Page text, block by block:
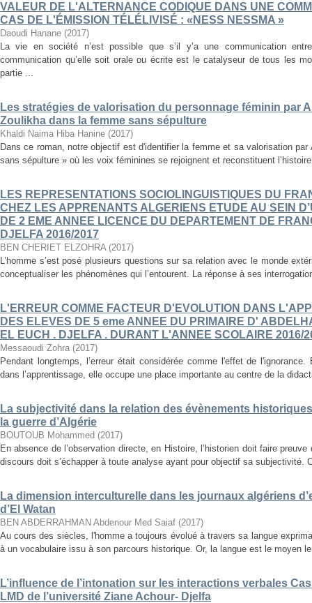
VALEUR DE L'ALTERNANCE CODIQUE DANS UNE
CAS DE L'ÉMISSION TÉLÉLIVISÉ : «NESS NESSMA »
Daoudi Hanane (2017)
La vie en société n’est possible que s’il y’a une communication
communication qu’elle soit orale ou écrite est le catalyseur de tous les
partie ...
Les stratégies de valorisation du personnage féminin par
Zoulikha dans la femme sans sépulture
Khaldi Naima Hiba Hanine (2017)
Dans ce roman, notre objectif est d'identifier la femme et sa valorisation
sans sépulture » où les voix féminines se rejoignent et reconstituent
LES REPRESENTATIONS SOCIOLINGUISTIQUES DU
CHEZ LES APPRENANTS ALGERIENS ETUDE AU SEIN
DE 2 EME ANNEE LICENCE DU DEPARTEMENT DE
DJELFA 2016/2017
BEN CHERIET ELZOHRA (2017)
L’homme s’est posé plusieurs questions sur sa relation avec le monde
conceptualiser les phénomènes qui l’entourent. La réponse à ses
L'ERREUR COMME FACTEUR D'EVOLUTION DANS
DES ELEVES DE 5 eme ANNEE DU PRIMAIRE D'
EL EUCH . DJELFA . DURANT L'ANNEE SCOLAIRE 2016/
Messaoudi Zohra (2017)
Pendant longtemps, l’erreur était considérée comme l'effet de l'ignorance.
dans l’apprentissage, elle occupe une place importante au centre de la
La subjectivité dans la relation des évènements
la guerre d’Algérie
BOUTOUB Mohammed (2017)
En absence de l’observation directe, en Histoire, l’historien doit faire
discours doit s’échapper à toute analyse ayant pour objectif sa subjectivité.
La dimension interculturelle dans les journaux algériens
d’El Watan
BEN ABDERRAHMAN Abdenour Med Saiaf (2017)
Au cours des siècles, l'homme a toujours évolué à travers sa langue
à un vocabulaire issu à son parcours historique. Or, la langue est le moyen
L’influence de l’intonation sur les interactions verbales
LMD de l’université Ziane Achour- Djelfa